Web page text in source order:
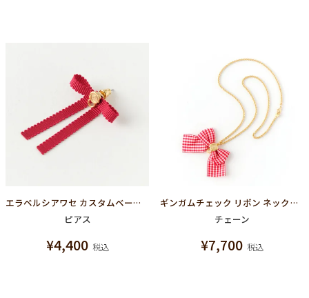
エラベルシアワセ カスタムベース リボンピアス(レッド)
ピアス
¥4,400 税込
ギンガムチェック リボン ネックレスチェーン（レッド×ホワイト）
チェーン
¥7,700 税込